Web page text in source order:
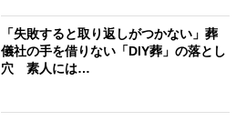
「失敗すると取り返しがつかない」葬
儀社の手を借りない「DIY葬」の落とし
穴 素人には…